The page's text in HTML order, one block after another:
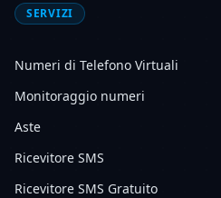
SERVIZI
Numeri di Telefono Virtuali
Monitoraggio numeri
Aste
Ricevitore SMS
Ricevitore SMS Gratuito